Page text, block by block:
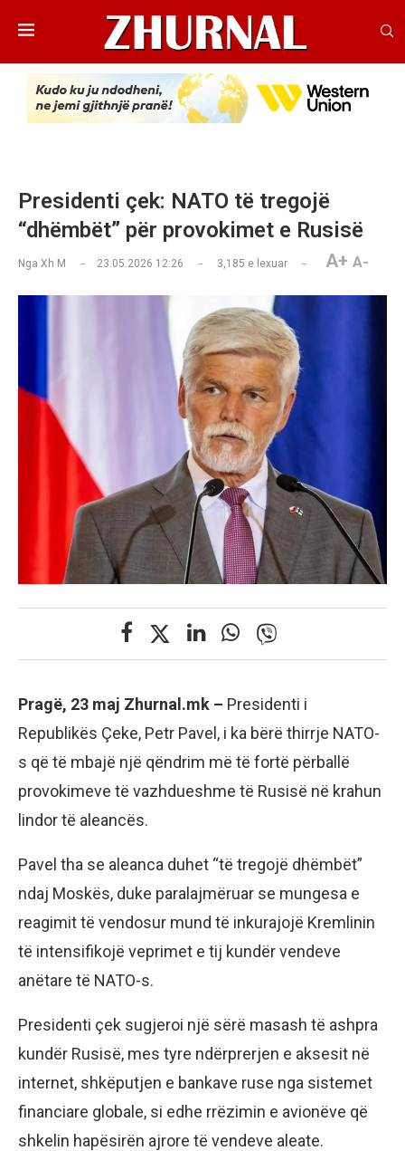
Presidenti çek: NATO të tregojë
“dhëmbët” për provokimet e Rusisë
Nga Xh M 23.05.2026 12:26 3,185 e lexuar A+ A-
Pragë, 23 maj Zhurnal.mk – Presidenti i
Republikës Çeke, Petr Pavel, i ka bërë thirrje NATO-
s që të mbajë një qëndrim më të fortë përballë
provokimeve të vazhdueshme të Rusisë në krahun
lindor të aleancës.
Pavel tha se aleanca duhet “të tregojë dhëmbët”
ndaj Moskës, duke paralajmëruar se mungesa e
reagimit të vendosur mund të inkurajojë Kremlinin
të intensifikojë veprimet e tij kundër vendeve
anëtare të NATO-s.
Presidenti çek sugjeroi një sërë masash të ashpra
kundër Rusisë, mes tyre ndërprerjen e aksesit në
internet, shkëputjen e bankave ruse nga sistemet
financiare globale, si edhe rrëzimin e avionëve që
shkelin hapësirën ajrore të vendeve aleate.